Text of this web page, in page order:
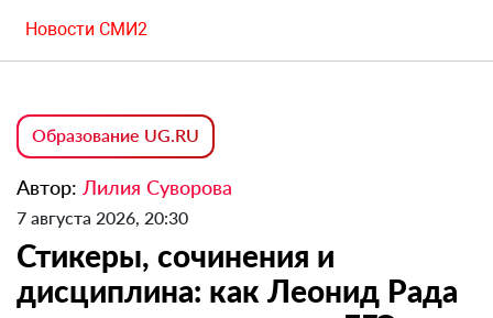
Новости СМИ2
Образование UG.RU
Автор: Лилия Суворова
7 августа 2026, 20:30
Стикеры, сочинения и
дисциплина: как Леонид Рада